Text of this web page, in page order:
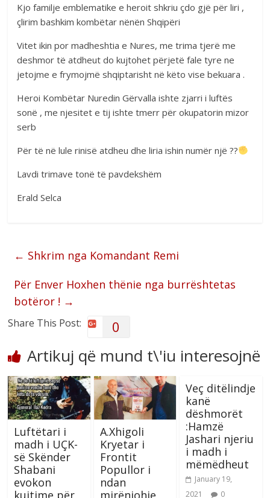
Kjo familje emblematike e heroit shkriu çdo gjë për liri ,
çlirim bashkim kombëtar nënën Shqipëri
Vitet ikin por madheshtia e Nures, me trima tjerë me
deshmor të atdheut do kujtohet përjetë fale tyre ne
jetojme e frymojmë shqiptarisht në këto vise bekuara .
Heroi Kombëtar Nuredin Gërvalla ishte zjarri i luftës
sonë , me njesitet e tij ishte tmerr për okupatorin mizor
serb
Për të në lule rinisë atdheu dhe liria ishin numër një ??
Lavdi trimave tonë të pavdekshëm
Erald Selca
← Shkrim nga Komandant Remi
Për Enver Hoxhen thënie nga burrështetas
botëror ! →
Share This Post: 0
Artikuj që mund t\'iu interesojnë
Luftëtari i
madh i UÇK-
së Skënder
Shabani
evokon
kujtime për
A.Xhigoli
Kryetar i
Frontit
Popullor i
ndan
mirënjohje
Veç ditëlindje
kanë
dëshmorët
:Hamzë
Jashari njeriu
i madh i
mëmëdheut
January 19,
2021
0